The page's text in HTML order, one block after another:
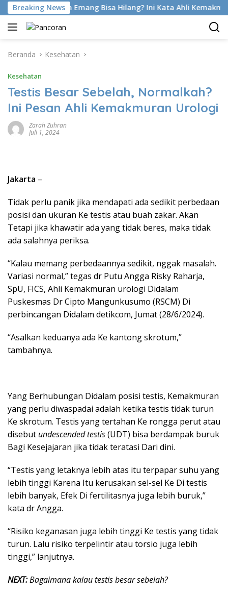
Langsung
ke
konten
Breaking News
Di Latihan Emang Bisa Hilang? Ini Kata Ahli Kemakmuran
Beranda Kesehatan
Kesehatan
Testis Besar Sebelah, Normalkah?
Ini Pesan Ahli Kemakmuran Urologi
Zarah Zuhran
Juli 1, 2024
Jakarta –
Tidak perlu panik jika mendapati ada sedikit perbedaan
posisi dan ukuran Ke testis atau buah zakar. Akan
Tetapi jika khawatir ada yang tidak beres, maka tidak
ada salahnya periksa.
“Kalau memang perbedaannya sedikit, nggak masalah.
Variasi normal,” tegas dr Putu Angga Risky Raharja,
SpU, FICS, Ahli Kemakmuran urologi Didalam
Puskesmas Dr Cipto Mangunkusumo (RSCM) Di
perbincangan Didalam detikcom, Jumat (28/6/2024).
“Asalkan keduanya ada Ke kantong skrotum,”
tambahnya.
Yang Berhubungan Didalam posisi testis, Kemakmuran
yang perlu diwaspadai adalah ketika testis tidak turun
Ke skrotum. Testis yang tertahan Ke rongga perut atau
disebut undescended testis(UDT) bisa berdampak buruk
Bagi Kesejajaran jika tidak teratasi Dari dini.
“Testis yang letaknya lebih atas itu terpapar suhu yang
lebih tinggi Karena Itu kerusakan sel-sel Ke Di testis
lebih banyak, Efek Di fertilitasnya juga lebih buruk,”
kata dr Angga.
“Risiko keganasan juga lebih tinggi Ke testis yang tidak
turun. Lalu risiko terpelintir atau torsio juga lebih
tinggi,” lanjutnya.
NEXT:Bagaimana kalau testis besar sebelah?